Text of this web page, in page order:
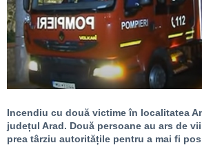
Incendiu cu două victime în localitatea
județul Arad. Două persoane au ars de
prea târziu autoritățile pentru a mai fi